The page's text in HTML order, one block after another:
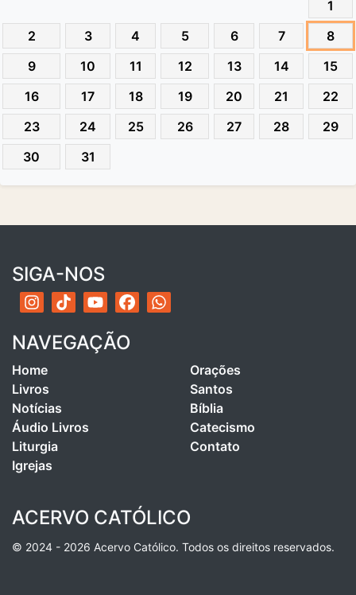
1
2
3 4 5 6 7
8
9
10 11 12 13 14
15
16
17 18 19 20 21
22
23
24 25 26 27 28
29
30
31
SIGA-NOS
NAVEGAÇÃO
Home
Livros
Notícias
Áudio Livros
Liturgia
Igrejas
Orações
Santos
Bíblia
Catecismo
Contato
ACERVO CATÓLICO
© 2024 - 2026 Acervo Católico. Todos os direitos reservados.